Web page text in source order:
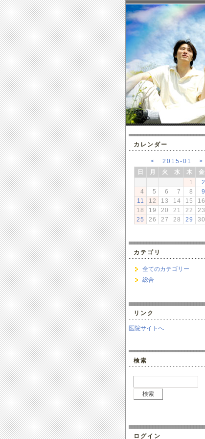
カレンダー
< 2015-01
>
日
月 火 水 木 金
1
2
4
5 6 7 8 9
11
12 13 14 15 16
18
19 20 21 22 23
25
26 27 28 29 30
カテゴリ
全てのカテゴリー
総合
リンク
医院サイトへ
検索
ログイン